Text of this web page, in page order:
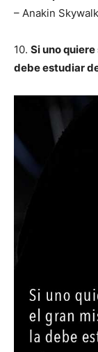
– Anakin
10. Si uno
debe estudiar